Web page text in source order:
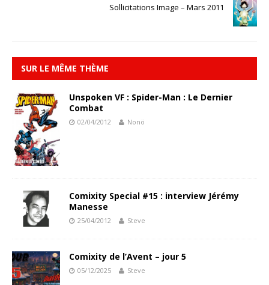
Sollicitations Image – Mars 2011
SUR LE MÊME THÈME
Unspoken VF : Spider-Man : Le Dernier
Combat
02/04/2012 Nonö
Comixity Special #15 : interview Jérémy
Manesse
25/04/2012 Steve
Comixity de l’Avent – jour 5
05/12/2025 Steve